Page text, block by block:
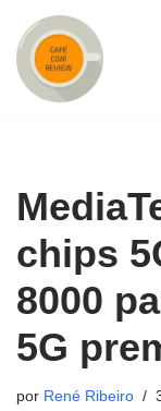
Pular
para
chips
8000
5G
por René Ribeiro